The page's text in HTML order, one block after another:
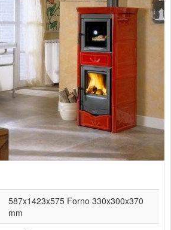
587x1423x575 Forno 330x300x370
mm